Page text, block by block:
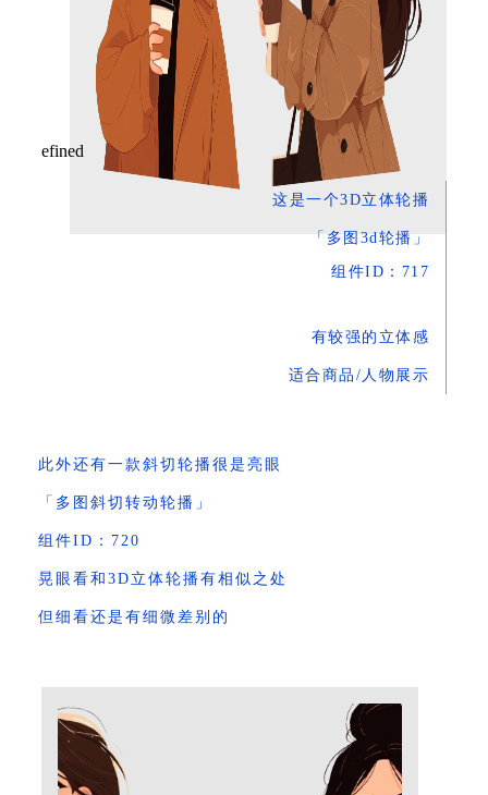
这是一个3D立体轮播
「多图3d轮播」
组件ID：717
有较强的立体感
适合商品/人物展示
此外还有一款斜切轮播很是亮眼
「多图斜切转动轮播」
组件ID：720
晃眼看和3D立体轮播有相似之处
但细看还是有细微差别的